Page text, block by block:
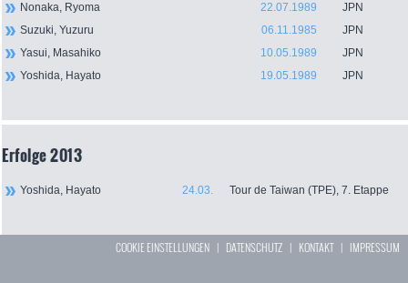
Nonaka, Ryoma
22.07.1989
JPN
Suzuki, Yuzuru
06.11.1985
JPN
Yasui, Masahiko
10.05.1989
JPN
Yoshida, Hayato
19.05.1989 JPN
Erfolge 2013
Yoshida, Hayato Tour de Taiwan (TPE), 7. Etappe
24.03.
COOKIE EINSTELLUNGEN | DATENSCHUTZ | KONTAKT| IMPRESSUM